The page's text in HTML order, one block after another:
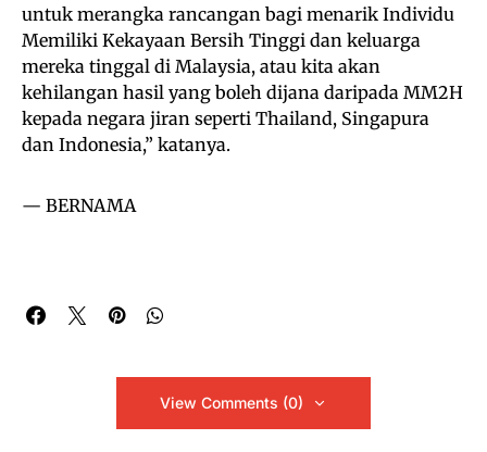
untuk merangka rancangan bagi menarik Individu
Memiliki Kekayaan Bersih Tinggi dan keluarga
mereka tinggal di Malaysia, atau kita akan
kehilangan hasil yang boleh dijana daripada MM2H
kepada negara jiran seperti Thailand, Singapura
dan Indonesia,” katanya.
— BERNAMA
View Comments (0)